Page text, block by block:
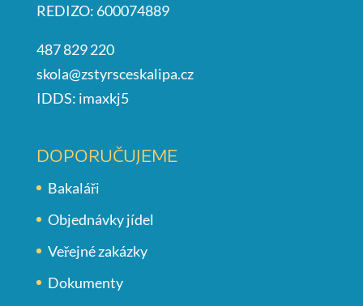
REDIZO: 600074889
487 829 220
skola@zstyrsceskalipa.cz
IDDS: imaxkj5
DOPORUČUJEME
Bakaláři
Objednávky jídel
Veřejné zakázky
Dokumenty